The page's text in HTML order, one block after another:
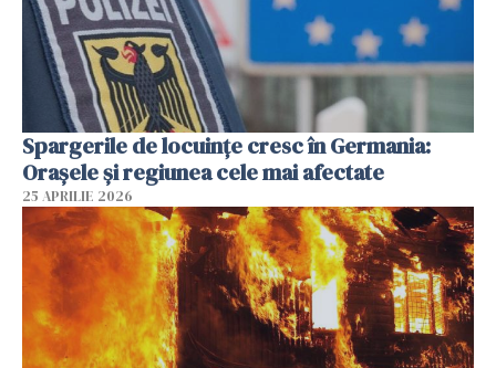
Spargerile de locuințe cresc în Germania:
Orașele și regiunea cele mai afectate
25 APRILIE 2026